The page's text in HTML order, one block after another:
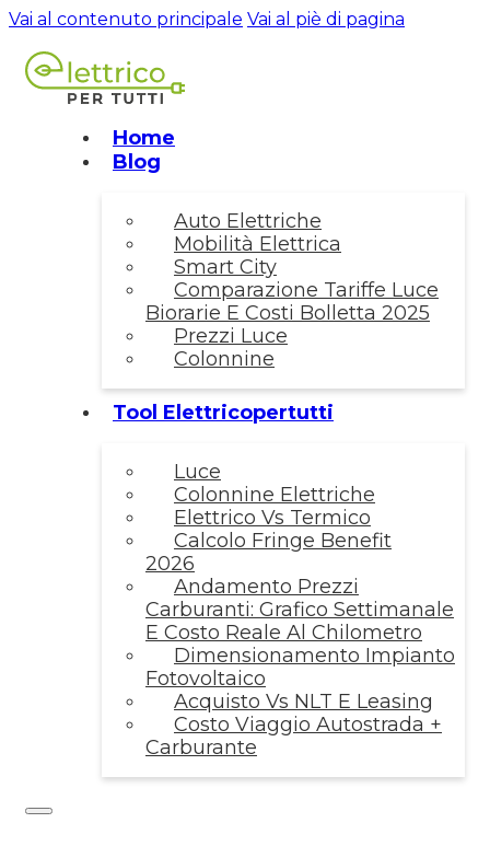
Vai al contenuto principale Vai al piè di pagina
Home
Blog
Auto Elettriche
Mobilità Elettrica
Smart City
Comparazione Tariffe Luce
Biorarie E Costi Bolletta 2025
Prezzi Luce
Colonnine
Tool Elettricopertutti
Luce
Colonnine Elettriche
Elettrico Vs Termico
Calcolo Fringe Benefit
2026
Andamento Prezzi
Carburanti: Grafico Settimanale
E Costo Reale Al Chilometro
Dimensionamento Impianto
Fotovoltaico
Acquisto Vs NLT E Leasing
Costo Viaggio Autostrada +
Carburante